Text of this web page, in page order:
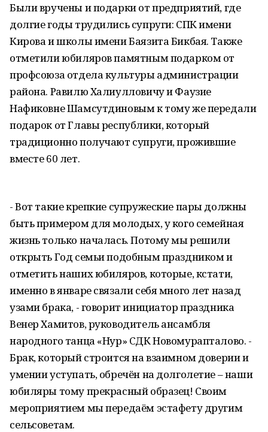
Были вручены и подарки от предприятий, где
долгие годы трудились супруги: СПК имени
Кирова и школы имени Баязита Бикбая. Также
отметили юбиляров памятным подарком от
профсоюза отдела культуры администрации
района. Равилю Халиулловичу и Фаузие
Нафиковне Шамсутдиновым к тому же передали
подарок от Главы республики, который
традиционно получают супруги, прожившие
вместе 60 лет.
- Вот такие крепкие супружеские пары должны
быть примером для молодых, у кого семейная
жизнь только началась. Потому мы решили
открыть Год семьи подобным праздником и
отметить наших юбиляров, которые, кстати,
именно в январе связали себя много лет назад
узами брака, - говорит инициатор праздника
Венер Хамитов, руководитель ансамбля
народного танца «Нур» СДК Новомурапталово. -
Брак, который строится на взаимном доверии и
умении уступать, обречён на долголетие – наши
юбиляры тому прекрасный образец! Своим
мероприятием мы передаём эстафету другим
сельсоветам.